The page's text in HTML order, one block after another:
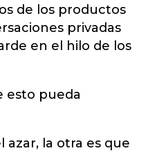
de los productos
privadas
en el hilo de los
esto pueda
azar, la otra es que